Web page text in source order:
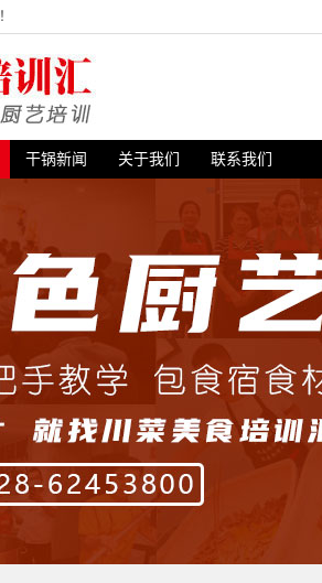
干锅新闻 关于我们 联系我们